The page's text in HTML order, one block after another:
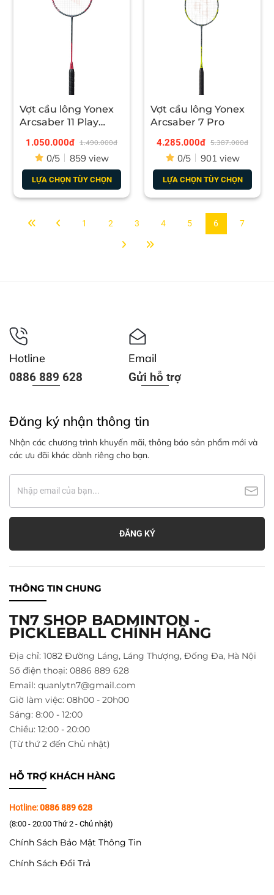
Vợt cầu lông Yonex
Arcsaber 11 Play
1.050.000đ 1.490.000đ
0/5 859 view
LỰA CHỌN TÙY CHỌN
Vợt cầu lông Yonex
Arcsaber 7 Pro
4.285.000đ 5.387.000đ
0/5 901 view
LỰA CHỌN TÙY CHỌN
1 2 3 4 5 6 7
Hotline
0886 889 628
Email
Gửi hỗ trợ
Đăng ký nhận thông tin
Nhận các chương trình khuyến mãi, thông báo sản phẩm mới và
các ưu đãi khác dành riêng cho bạn.
THÔNG TIN CHUNG
TN7 SHOP BADMINTON -
PICKLEBALL CHÍNH HÃNG
Địa chỉ: 1082 Đường Láng, Láng Thượng, Đống Đa, Hà Nội
Số điện thoại: 0886 889 628
Email: quanlytn7@gmail.com
Giờ làm việc: 08h00 - 20h00
Sáng: 8:00 - 12:00
Chiều: 12:00 - 20:00
(Từ thứ 2 đến Chủ nhật)
HỖ TRỢ KHÁCH HÀNG
Hotline:0886 889 628
(8:00 - 20:00 Thứ 2 - Chủ nhật)
Chính Sách Bảo Mật Thông Tin
Chính Sách Đổi Trả